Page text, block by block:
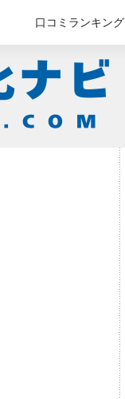
口コミランキング